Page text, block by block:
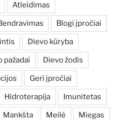
Atleidimas
Blogi įpročiai
Dievo kūryba
pažadai Dievo žodis
Geri įpročiai
Hidroterapija Imunitetas
Mankšta Meilė Miegas